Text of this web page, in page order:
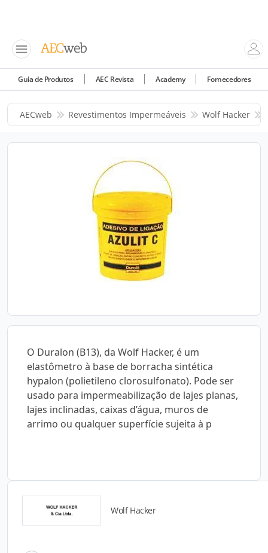
Guia de Produtos AEC Revista Academy Fornecedores
AECweb Revestimentos Impermeáveis Wolf Hacker
O Duralon (B13), da Wolf Hacker, é um
elastômetro à base de borracha sintética
hypalon (polietileno clorosulfonato). Pode ser
usado para impermeabilização de lajes planas,
lajes inclinadas, caixas d’água, muros de
arrimo ou qualquer superfície sujeita à p
Wolf Hacker
Detalhes do produto